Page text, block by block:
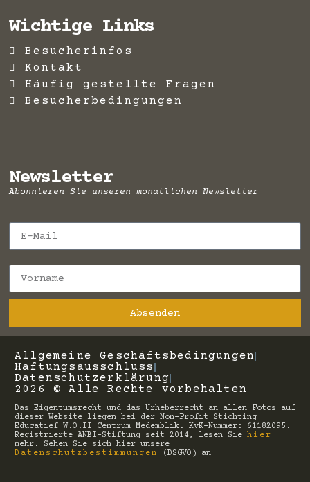
Wichtige Links
Besucherinfos
Kontakt
Häufig gestellte Fragen
Besucherbedingungen
Newsletter
Abonnieren Sie unseren monatlichen Newsletter
Absenden
Allgemeine Geschäftsbedingungen
Haftungsausschluss
Datenschutzerklärung
2026 © Alle Rechte vorbehalten
Das Eigentumsrecht und das Urheberrecht an allen Fotos auf
dieser Website liegen bei der Non-Profit Stichting
Educatief W.O.II Centrum Medemblik. KvK-Nummer: 61182095.
Registrierte ANBI-Stiftung seit 2014, lesen Sie hier
mehr. Sehen Sie sich hier unsere
Datenschutzbestimmungen
(DSGVO) an